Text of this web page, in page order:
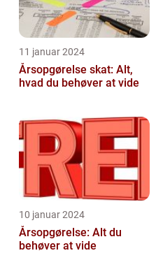
11 januar 2024
Årsopgørelse skat: Alt,
hvad du behøver at vide
10 januar 2024
Årsopgørelse: Alt du
behøver at vide